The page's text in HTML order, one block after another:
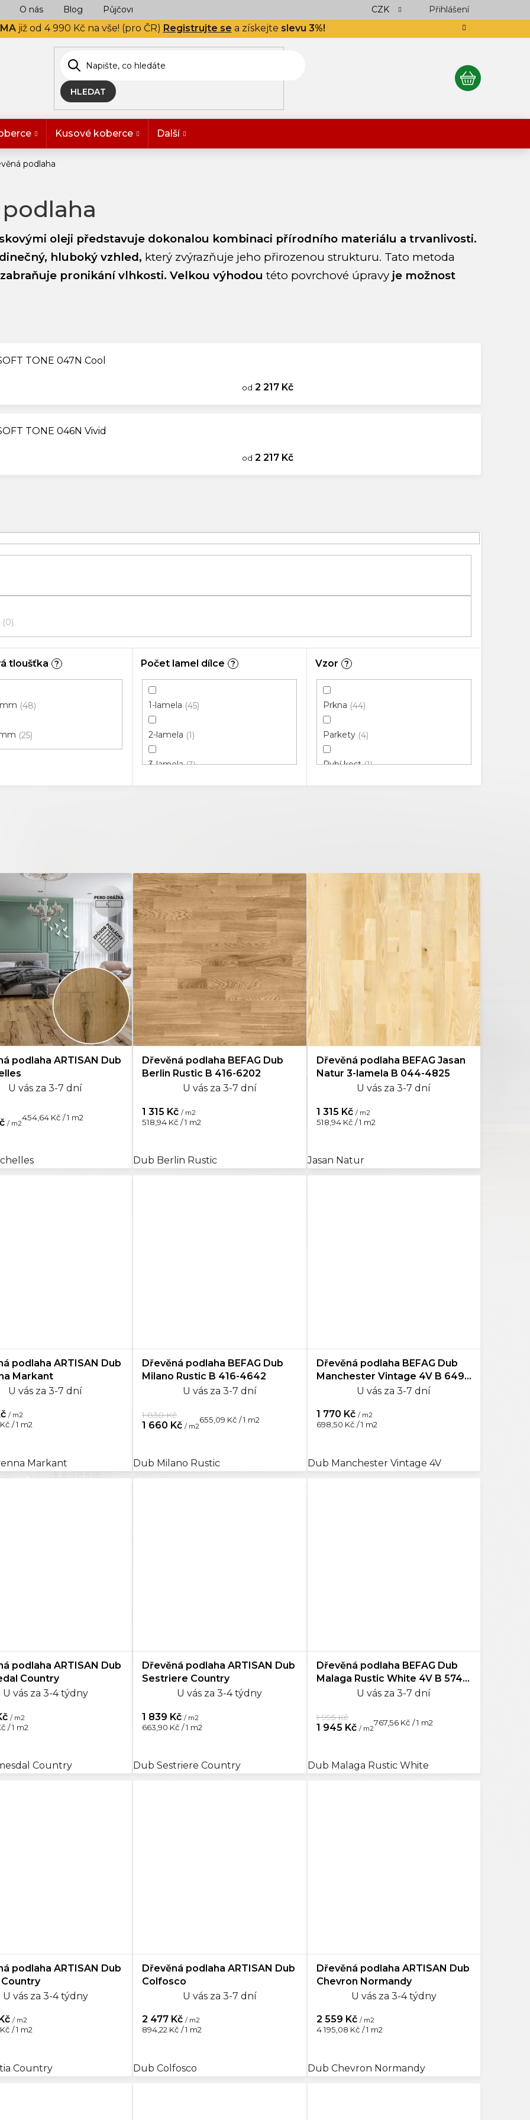
již od 4 990 Kč na vše! (pro ČR) Registrujte se a získejte slevu 3%!
O nás Blog Půjčovna Podlahář až domů Výkup návinek
CZK Přihlášení
HLEDAT NÁKUPNÍ
KOŠÍK
Kusové koberce Další
podlaha
oleji představuje dokonalou kombinaci přírodního materiálu a trvanlivosti.
hluboký vzhled, který zvýrazňuje jeho přirozenou strukturu. Tato metoda
pronikání vlhkosti. Velkou výhodou této povrchové úpravy je možnost
TONE 047N Cool
od 2 217 Kč
TONE 046N Vivid
od 2 217 Kč
0
tloušťka ?
48
25
Počet lamel dílce ?
1-lamela 45
2-lamela 1
3-lamela 3
Vzor ?
Prkna 44
Parkety 4
Rybí kost 1
podlaha ARTISAN Dub
U vás za 3-7 dní
/ m2
Měrná
cena:
454,64 Kč / 1 m2
Dřevěná podlaha BEFAG Dub
Berlin Rustic B 416-6202
U vás za 3-7 dní
1 315 Kč / m2
Měrná
518,94 Kč / 1 m2
Dub Berlin Rustic
Dřevěná podlaha BEFAG Jasan
Natur 3-lamela B 044-4825
U vás za 3-7 dní
1 315 Kč / m2
Měrná
518,94 Kč / 1 m2
Jasan Natur
podlaha ARTISAN Dub
Markant
U vás za 3-7 dní
/ m2
/ 1 m2
Markant
Dřevěná podlaha BEFAG Dub
Milano Rustic B 416-4642
U vás za 3-7 dní
1 660 Kč / m2
1 830 Kč
Měrná
cena:
655,09 Kč / 1 m2
Dub Milano Rustic
Dřevěná podlaha BEFAG Dub
Manchester Vintage 4V B 649-
U vás za 3-7 dní
1 770 Kč / m2
Měrná
698,50 Kč / 1 m2
Dub Manchester Vintage 4V
podlaha ARTISAN Dub
Country
U vás za 3-4 týdny
/ m2
/ 1 m2
Country
Dřevěná podlaha ARTISAN Dub
Sestriere Country
U vás za 3-4 týdny
1 839 Kč / m2
Měrná
663,90 Kč / 1 m2
Dub Sestriere Country
Dřevěná podlaha BEFAG Dub
Malaga Rustic White 4V B 574-
U vás za 3-7 dní
1 945 Kč / m2
1 995 Kč
Měrná
cena:
767,56 Kč / 1 m2
Dub Malaga Rustic White
podlaha ARTISAN Dub
U vás za 3-4 týdny
/ m2
/ 1 m2
Country
Dřevěná podlaha ARTISAN Dub
Colfosco
U vás za 3-7 dní
2 477 Kč / m2
Měrná
894,22 Kč / 1 m2
Dub Colfosco
Dřevěná podlaha ARTISAN Dub
Chevron Normandy
U vás za 3-4 týdny
2 559 Kč / m2
Měrná
4 195,08 Kč / 1 m2
Dub Chevron Normandy